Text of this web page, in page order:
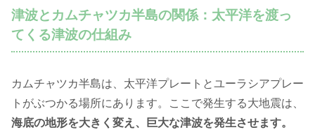
津波とカムチャツカ半島の関係：太平洋を渡っ
てくる津波の仕組み
カムチャツカ半島は、太平洋プレートとユーラシアプレー
トがぶつかる場所にあります。ここで発生する大地震は、
海底の地形を大きく変え、巨大な津波を発生させます。